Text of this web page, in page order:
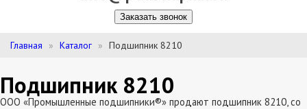
Заказать звонок
Главная Каталог Подшипник 8210
Подшипник 8210
ООО «Промышленные подшипники®» продают подшипник 8210, со